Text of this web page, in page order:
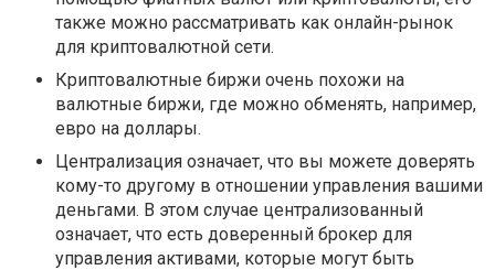
также можно рассматривать как онлайн-рынок
для криптовалютной сети.
Криптовалютные биржи очень похожи на
валютные биржи, где можно обменять, например,
евро на доллары.
Централизация означает, что вы можете доверять
кому-то другому в отношении управления вашими
деньгами. В этом случае централизованный
означает, что есть доверенный брокер для
управления активами, которые могут быть